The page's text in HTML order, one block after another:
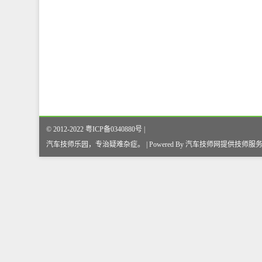
© 2012-2022 粤ICP备0340880号 |
汽车技师乐园，专治疑难杂症。 | Powered By 汽车技师网提供技师服务